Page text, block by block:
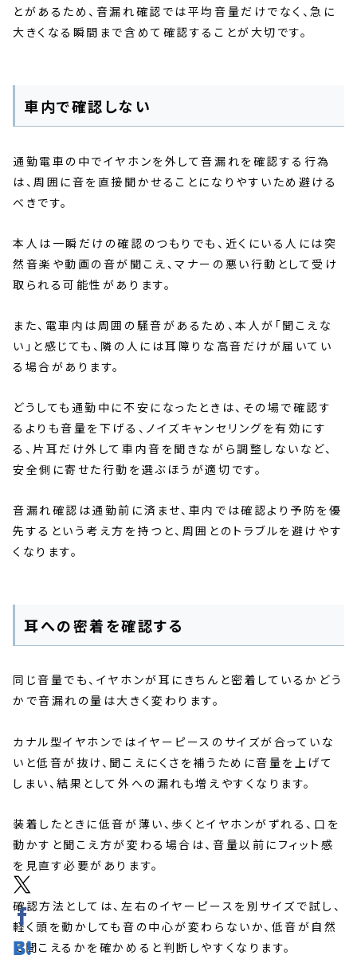
とがあるため、音漏れ確認では平均音量だけでなく、急に
大きくなる瞬間まで含めて確認することが大切です。
車内で確認しない
通勤電車の中でイヤホンを外して音漏れを確認する行為
は、周囲に音を直接聞かせることになりやすいため避ける
べきです。
本人は一瞬だけの確認のつもりでも、近くにいる人には突
然音楽や動画の音が聞こえ、マナーの悪い行動として受け
取られる可能性があります。
また、電車内は周囲の騒音があるため、本人が「聞こえな
い」と感じても、隣の人には耳障りな高音だけが届いてい
る場合があります。
どうしても通勤中に不安になったときは、その場で確認す
るよりも音量を下げる、ノイズキャンセリングを有効にす
る、片耳だけ外して車内音を聞きながら調整しないなど、
安全側に寄せた行動を選ぶほうが適切です。
音漏れ確認は通勤前に済ませ、車内では確認より予防を優
先するという考え方を持つと、周囲とのトラブルを避けやす
くなります。
耳への密着を確認する
同じ音量でも、イヤホンが耳にきちんと密着しているかどう
かで音漏れの量は大きく変わります。
カナル型イヤホンではイヤーピースのサイズが合っていな
いと低音が抜け、聞こえにくさを補うために音量を上げて
しまい、結果として外への漏れも増えやすくなります。
装着したときに低音が薄い、歩くとイヤホンがずれる、口を
動かすと聞こえ方が変わる場合は、音量以前にフィット感
を見直す必要があります。
確認方法としては、左右のイヤーピースを別サイズで試し、
軽く頭を動かしても音の中心が変わらないか、低音が自然
に聞こえるかを確かめると判断しやすくなります。